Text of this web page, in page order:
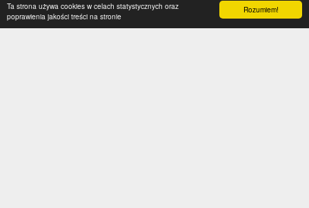
Rozumiem!
Ta strona używa cookies w celach statystycznych oraz
poprawienia jakości treści na stronie